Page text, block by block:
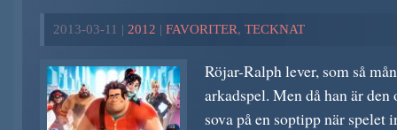
2013-03-11 | 2012 | FAVORITER, TECKNAT
Röjar-Ralph lever, som så
arkadspel. Men då han är den
sova på en soptipp när spelet